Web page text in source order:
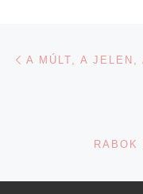
Navigálás a
A MÚLT, A JELEN,
RABOK